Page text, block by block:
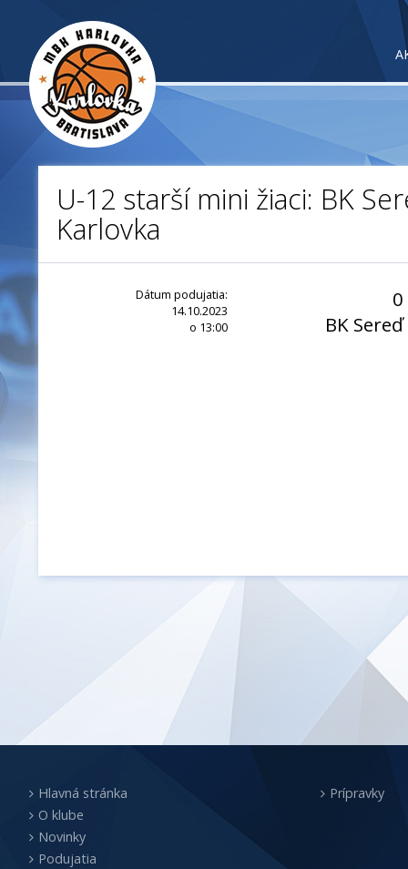
U-12 starší mini žiaci: BK
Karlovka
Dátum podujatia:
14.10.2023
o 13:00
0
BK Sereď
Hlavná stránka
O klube
Novinky
Podujatia
Prípravky